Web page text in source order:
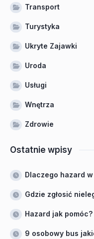
Transport
Turystyka
Ukryte Zajawki
Uroda
Usługi
Wnętrza
Zdrowie
Ostatnie wpisy
Dlaczego hazard
Gdzie zgłosić
Hazard jak pomóc?
9 osobowy bus